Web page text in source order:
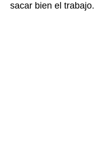
sacar bien el trabajo.